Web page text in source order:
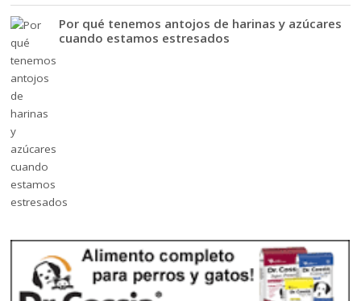
Por qué tenemos antojos de harinas y azúcares
cuando estamos estresados